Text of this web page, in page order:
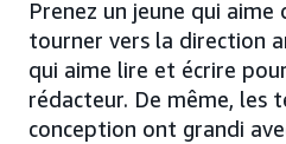
Prenez un jeune qui
tourner vers la direction
qui aime lire et écrire
rédacteur. De même, les
conception ont grandi